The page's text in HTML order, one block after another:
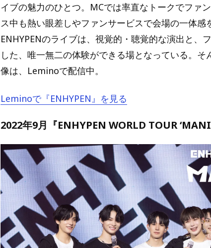
イブの魅力のひとつ。MCでは率直なトークでファ
ス中も熱い眼差しやファンサービスで会場の一体感
ENHYPENのライブは、視覚的・聴覚的な演出と、
した、唯一無二の体験ができる場となっている。そ
像は、Leminoで配信中。
Leminoで『ENHYPEN』を見る
2022年9月『ENHYPEN WORLD TOUR